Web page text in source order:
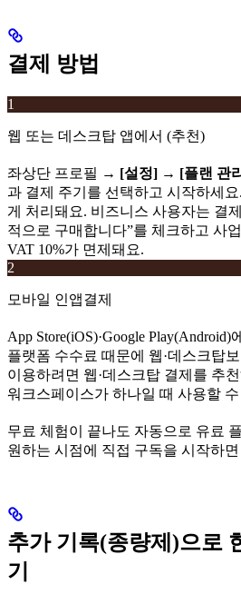
결제 방법
1
웹 또는 데스크탑 앱에서 (추천)
좌상단 프로필 → [설정] → [플랜 관
과 결제 주기를 선택하고 시작하세
게 처리돼요. 비즈니스 사용자는 결
적으로 구매합니다”를 체크하고 사
VAT 10%가 면제돼요.
2
모바일 인앱결제
App Store(iOS)·Google
플랫폼 수수료 때문에 웹·데스크탑
이용하려면 웹·데스크탑 결제를 추
워크스페이스가 하나일 때 사용할
무료 체험이 끝나도 자동으로 유료
원하는 시점에 직접 구독을 시작하
추가 기록(종량제)으로
기